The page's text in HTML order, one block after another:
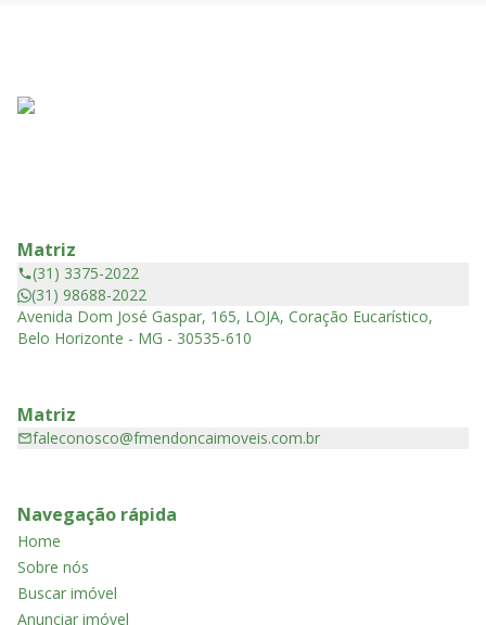
Matriz
(31) 3375-2022
(31) 98688-2022
Avenida Dom José Gaspar, 165, LOJA, Coração Eucarístico,
Belo Horizonte - MG - 30535-610
Matriz
faleconosco@fmendoncaimoveis.com.br
Navegação rápida
Home
Sobre nós
Buscar imóvel
Anunciar imóvel